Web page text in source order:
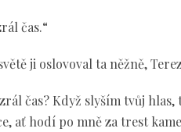
čas.“
ji oslovoval ta něžně,
čas? Když slyším tvůj
ať hodí po mně za trest